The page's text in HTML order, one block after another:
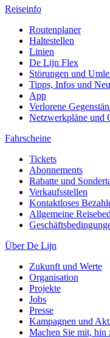
Reiseinfo
Routenplaner
Haltestellen
Linien
De Lijn Flex
Störungen und
Tipps, Infos und
App
Verlorene
Netzwerkpläne und
Fahrscheine
Tickets
Abonnements
Rabatte und
Verkaufsstellen
Kontaktloses
Allgemeine
Über De Lijn
Zukunft und Werte
Organisation
Projekte
Jobs
Presse
Kampagnen und
Machen Sie mit, hin